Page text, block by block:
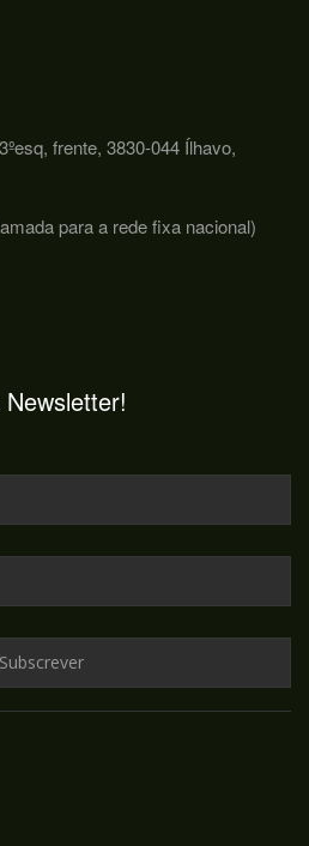
frente, 3830-044 Ílhavo,
para a rede fixa nacional)